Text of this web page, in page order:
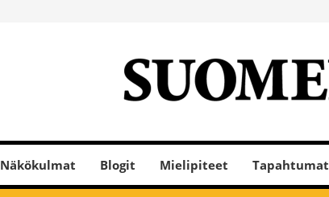
Näkökulmat Blogit Mielipiteet Tapahtumat